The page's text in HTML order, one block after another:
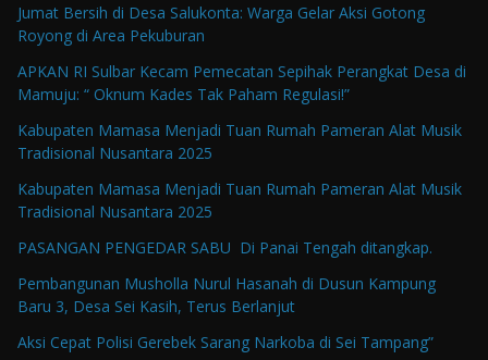
Jumat Bersih di Desa Salukonta: Warga Gelar Aksi Gotong
Royong di Area Pekuburan
APKAN RI Sulbar Kecam Pemecatan Sepihak Perangkat Desa di
Mamuju: “ Oknum Kades Tak Paham Regulasi!”
Kabupaten Mamasa Menjadi Tuan Rumah Pameran Alat Musik
Tradisional Nusantara 2025
Kabupaten Mamasa Menjadi Tuan Rumah Pameran Alat Musik
Tradisional Nusantara 2025
PASANGAN PENGEDAR SABU Di Panai Tengah ditangkap.
Pembangunan Musholla Nurul Hasanah di Dusun Kampung
Baru 3, Desa Sei Kasih, Terus Berlanjut
Aksi Cepat Polisi Gerebek Sarang Narkoba di Sei Tampang”